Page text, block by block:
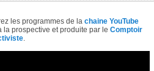
les programmes de la chaine YouTube
la prospective et produite par le Comptoir
.